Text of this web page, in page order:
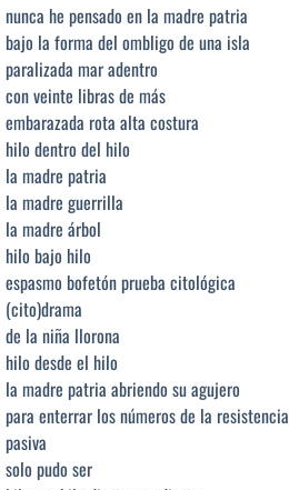
nunca he pensado en la madre patria
bajo la forma del ombligo de una isla
paralizada mar adentro
con veinte libras de más
embarazada rota alta costura
hilo dentro del hilo
la madre patria
la madre guerrilla
la madre árbol
hilo bajo hilo
espasmo bofetón prueba citológica
(cito)drama
de la niña llorona
hilo desde el hilo
la madre patria abriendo su agujero
para enterrar los números de la resistencia
pasiva
solo pudo ser